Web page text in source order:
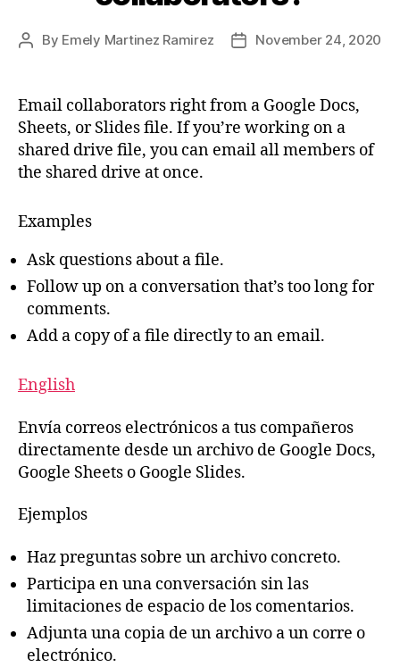
By Emely Martinez Ramirez November 24, 2020
Email collaborators right from a Google Docs,
Sheets, or Slides file. If you’re working on a
shared drive file, you can email all members of
the shared drive at once.
Examples
Ask questions about a file.
Follow up on a conversation that’s too long for
comments.
Add a copy of a file directly to an email.
English
Envía correos electrónicos a tus compañeros
directamente desde un archivo de Google Docs,
Google Sheets o Google Slides.
Ejemplos
Haz preguntas sobre un archivo concreto.
Participa en una conversación sin las
limitaciones de espacio de los comentarios.
Adjunta una copia de un archivo a un corre o
electrónico.